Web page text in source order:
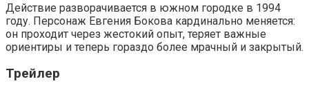
Действие разворачивается в южном городке в 1994
году. Персонаж Евгения Бокова кардинально меняется:
он проходит через жестокий опыт, теряет важные
ориентиры и теперь гораздо более мрачный и закрытый.
Трейлер